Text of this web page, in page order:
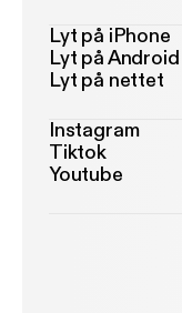
Lyt på iPhone
Lyt på Android
Lyt på nettet
Instagram
Tiktok
Youtube